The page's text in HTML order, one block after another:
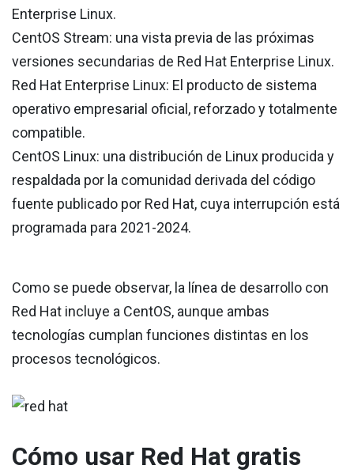
Enterprise Linux.
CentOS Stream: una vista previa de las próximas
versiones secundarias de Red Hat Enterprise Linux.
Red Hat Enterprise Linux: El producto de sistema
operativo empresarial oficial, reforzado y totalmente
compatible.
CentOS Linux: una distribución de Linux producida y
respaldada por la comunidad derivada del código
fuente publicado por Red Hat, cuya interrupción está
programada para 2021-2024.
Como se puede observar, la línea de desarrollo con
Red Hat incluye a CentOS, aunque ambas
tecnologías cumplan funciones distintas en los
procesos tecnológicos.
Cómo usar Red Hat gratis